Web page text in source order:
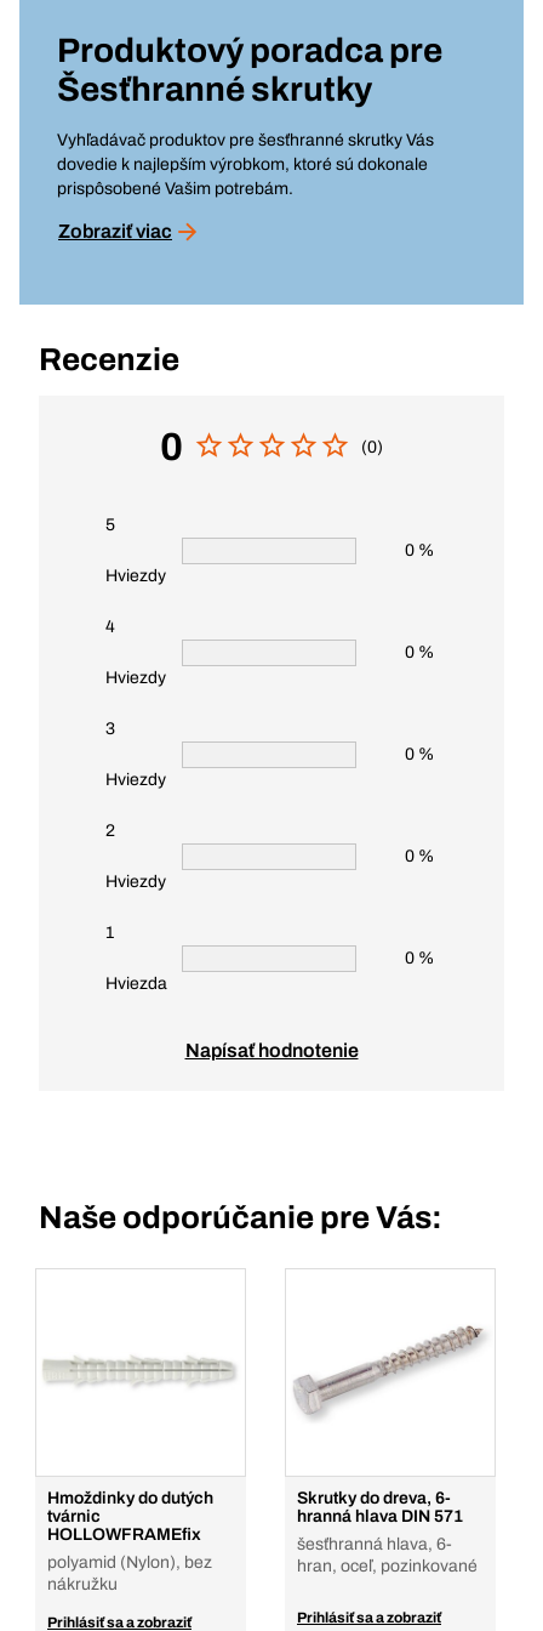
Produktový poradca pre
Šesťhranné skrutky
Vyhľadávač produktov pre šesťhranné skrutky Vás
dovedie k najlepším výrobkom, ktoré sú dokonale
prispôsobené Vašim potrebám.
Zobraziť viac
Recenzie
0 (0)
5
Hviezdy
0 %
4
Hviezdy
0 %
3
Hviezdy
0 %
2
Hviezdy
0 %
1
Hviezda
0 %
Napísať hodnotenie
Naše odporúčanie pre Vás:
Hmoždinky do dutých
tvárnic
HOLLOWFRAMEfix
polyamid (Nylon), bez
nákružku
Prihlásiť sa a zobraziť
Skrutky do dreva, 6-
hranná hlava DIN 571
šesťhranná hlava, 6-
hran, oceľ, pozinkované
Prihlásiť sa a zobraziť